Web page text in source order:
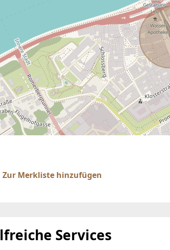
Zur Merkliste hinzufügen
Services